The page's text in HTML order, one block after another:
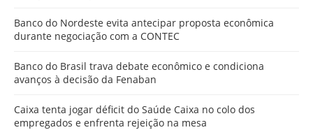
Banco do Nordeste evita antecipar proposta econômica
durante negociação com a CONTEC
Banco do Brasil trava debate econômico e condiciona
avanços à decisão da Fenaban
Caixa tenta jogar déficit do Saúde Caixa no colo dos
empregados e enfrenta rejeição na mesa